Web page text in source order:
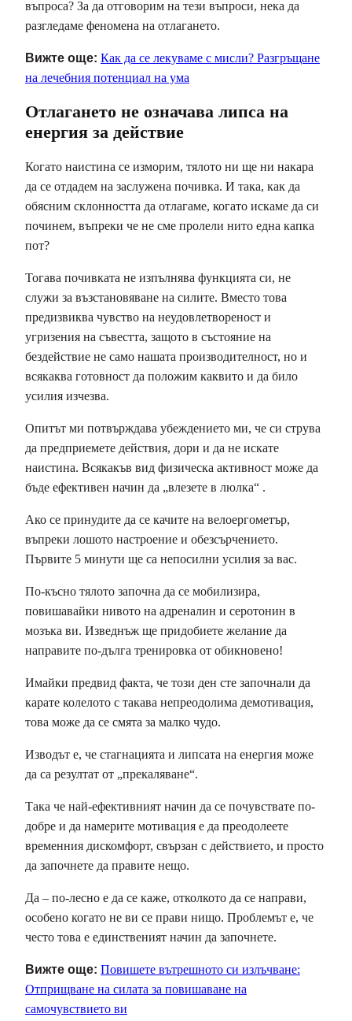
въпроса? За да отговорим на тези въпроси, нека да
разгледаме феномена на отлагането.
Вижте още: Как да се лекуваме с мисли? Разгръщане
на лечебния потенциал на ума
Отлагането не означава липса на
енергия за действие
Когато наистина се изморим, тялото ни ще ни накара
да се отдадем на заслужена почивка. И така, как да
обясним склонността да отлагаме, когато искаме да си
починем, въпреки че не сме пролели нито една капка
пот?
Тогава почивката не изпълнява функцията си, не
служи за възстановяване на силите. Вместо това
предизвиква чувство на неудовлетвореност и
угризения на съвестта, защото в състояние на
бездействие не само нашата производителност, но и
всякаква готовност да положим каквито и да било
усилия изчезва.
Опитът ми потвърждава убеждението ми, че си струва
да предприемете действия, дори и да не искате
наистина. Всякакъв вид физическа активност може да
бъде ефективен начин да „влезете в люлка“ .
Ако се принудите да се качите на велоергометър,
въпреки лошото настроение и обезсърчението.
Първите 5 минути ще са непосилни усилия за вас.
По-късно тялото започна да се мобилизира,
повишавайки нивото на адреналин и серотонин в
мозъка ви. Изведнъж ще придобиете желание да
направите по-дълга тренировка от обикновено!
Имайки предвид факта, че този ден сте започнали да
карате колелото с такава непреодолима демотивация,
това може да се смята за малко чудо.
Изводът е, че стагнацията и липсата на енергия може
да са резултат от „прекаляване“.
Така че най-ефективният начин да се почувствате по-
добре и да намерите мотивация е да преодолеете
временния дискомфорт, свързан с действието, и просто
да започнете да правите нещо.
Да – по-лесно е да се каже, отколкото да се направи,
особено когато не ви се прави нищо. Проблемът е, че
често това е единственият начин да започнете.
Вижте още: Повишете вътрешното си излъчване:
Отприщване на силата за повишаване на
самочувствието ви